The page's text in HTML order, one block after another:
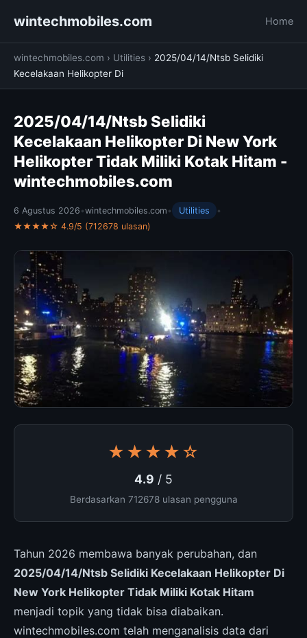
wintechmobiles.com Home
wintechmobiles.com › Utilities › 2025/04/14/Ntsb Selidiki
Kecelakaan Helikopter Di
2025/04/14/Ntsb Selidiki
Kecelakaan Helikopter Di New York
Helikopter Tidak Miliki Kotak Hitam -
wintechmobiles.com
6 Agustus 2026 •wintechmobiles.com • Utilities
•
★★★★☆ 4.9/5 (712678 ulasan)
★★★★☆
4.9 / 5
Berdasarkan 712678 ulasan pengguna
Tahun 2026 membawa banyak perubahan, dan
2025/04/14/Ntsb Selidiki Kecelakaan Helikopter Di
New York Helikopter Tidak Miliki Kotak Hitam
menjadi topik yang tidak bisa diabaikan.
wintechmobiles.com telah menganalisis data dari